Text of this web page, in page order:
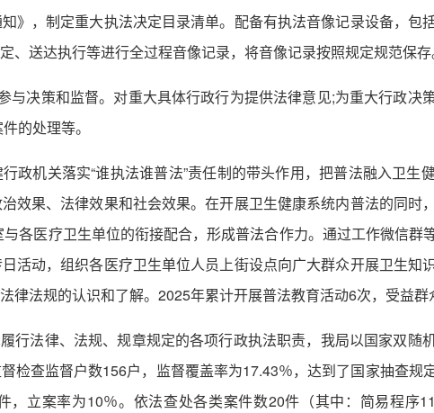
》，制定重大执法决定目录清单。配备有执法音像记录设备，包
送达执行等进行全过程音像记录，将音像记录按照规定规范保存
决策和监督。对重大具体行政行为提供法律意见;为重大行政决
的处理等。
政机关落实“谁执法谁普法”责任制的带头作用，把普法融入卫生
效果、法律效果和社会效果。在开展卫生健康系统内普法的同时
各医疗卫生单位的衔接配合，形成普法合作力。通过工作微信群
活动，组织各医疗卫生单位人员上街设点向广大群众开展卫生知
律法规的认识和了解。2025年累计开展普法教育活动6次，受益群
行法律、法规、规章规定的各项行政执法职责，我局以国家双随
检查监督户数156户，监督覆盖率为17.43％，达到了国家抽查规
，立案率为10％。依法查处各类案件数20件（其中：简易程序